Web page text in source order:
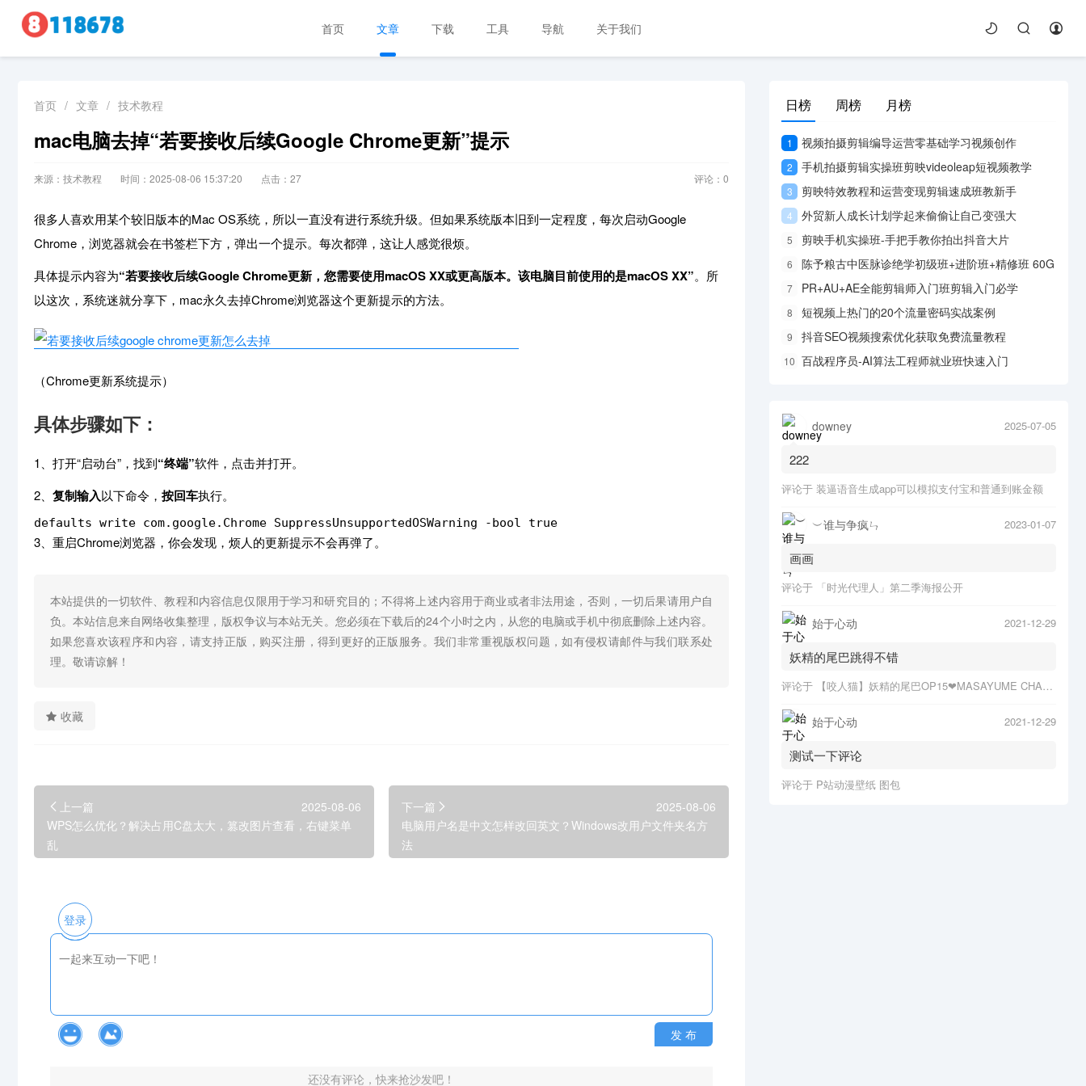
首页 文章 下载 工具 导航 关于我们
首页 / 文章 / 技术教程
mac电脑去掉“若要接收后续Google Chrome更新”提示
来源：技术教程 时间：2025-08-06 15:37:20 点击： 27 评论： 0
很多人喜欢用某个较旧版本的Mac OS系统，所以一直没有进行系统升级。但如果系统版本旧到一定程度，每次启动Google
Chrome，浏览器就会在书签栏下方，弹出一个提示。每次都弹，这让人感觉很烦。
具体提示内容为“若要接收后续Google Chrome更新，您需要使用macOS XX或更高版本。该电脑目前使用的是macOS XX”。所
以这次，系统迷就分享下，mac永久去掉Chrome浏览器这个更新提示的方法。
（Chrome更新系统提示）
具体步骤如下：
1、打开“启动台”，找到“终端”软件，点击并打开。
2、 复制输入以下命令， 按回车执行。
defaults write com.google.Chrome SuppressUnsupportedOSWarning -bool true
3、重启Chrome浏览器，你会发现，烦人的更新提示不会再弹了。
本站提供的一切软件、教程和内容信息仅限用于学习和研究目的；不得将上述内容用于商业或者非法用途，否则，一切后果请用户自
负。本站信息来自网络收集整理，版权争议与本站无关。您必须在下载后的24个小时之内，从您的电脑或手机中彻底删除上述内容。
如果您喜欢该程序和内容，请支持正版，购买注册，得到更好的正版服务。我们非常重视版权问题，如有侵权请邮件与我们联系处
理。敬请谅解！
收藏
上一篇
2025-08-06
WPS怎么优化？解决占用C盘太大，篡改图片查看，右键菜单
乱
下一篇
2025-08-06
电脑用户名是中文怎样改回英文？Windows改用户文件夹名方
法
登录
发 布
还没有评论，快来抢沙发吧！
日榜 周榜 月榜
1 视频拍摄剪辑编导运营零基础学习视频创作
2 手机拍摄剪辑实操班剪映videoleap短视频教学
3 剪映特效教程和运营变现剪辑速成班教新手
4 外贸新人成长计划学起来偷偷让自己变强大
5 剪映手机实操班-手把手教你拍出抖音大片
6 陈予粮古中医脉诊绝学初级班+进阶班+精修班 60G
7 PR+AU+AE全能剪辑师入门班剪辑入门必学
8 短视频上热门的20个流量密码实战案例
9 抖音SEO视频搜索优化获取免费流量教程
10 百战程序员-AI算法工程师就业班快速入门
downey 2025-07-05
222
评论于 装逼语音生成app可以模拟支付宝和普通到账金额
︶谁与争疯ㄣ 2023-01-07
画画
评论于 「时光代理人」第二季海报公开
始于心动 2021-12-29
妖精的尾巴跳得不错
评论于 【咬人猫】妖精的尾巴OP15❤MASAYUME CHASING o(*≧▽≦)ツ
始于心动 2021-12-29
测试一下评论
评论于 P站动漫壁纸 图包